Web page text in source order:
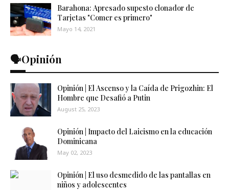
Barahona: Apresado supesto clonador de
Tarjetas "Comer es primero"
Mayo 14, 2021
🗣️Opinión
Opinión | El Ascenso y la Caída de Prigozhin: El
Hombre que Desafió a Putin
August 25, 2023
Opinión | Impacto del Laicismo en la educación
Dominicana
May 02, 2023
Opinión | El uso desmedido de las pantallas en
niños y adolescentes